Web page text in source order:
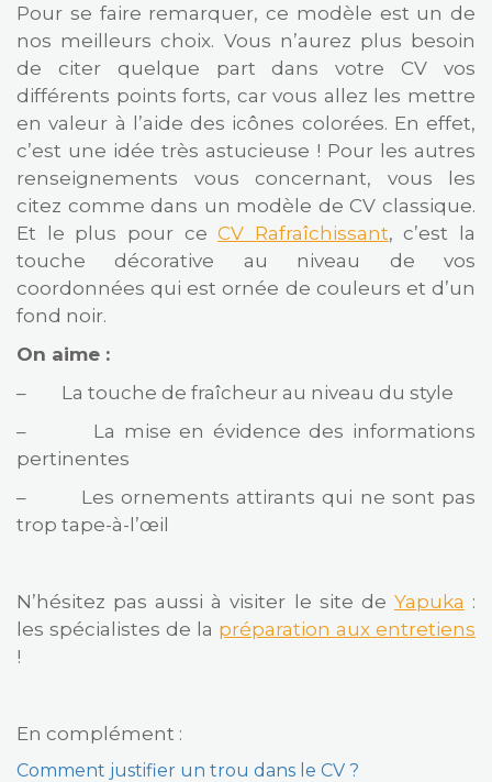
Pour se faire remarquer, ce modèle est un de
nos meilleurs choix. Vous n’aurez plus besoin
de citer quelque part dans votre CV vos
différents points forts, car vous allez les mettre
en valeur à l’aide des icônes colorées. En effet,
c’est une idée très astucieuse ! Pour les autres
renseignements vous concernant, vous les
citez comme dans un modèle de CV classique.
Et le plus pour ceCV Rafraîchissant, c’est la
touche décorative au niveau de vos
coordonnées qui est ornée de couleurs et d’un
fond noir.
On aime :
– La touche de fraîcheur au niveau du style
– La mise en évidence des informations
pertinentes
– Les ornements attirants qui ne sont pas
trop tape-à-l’œil
N’hésitez pas aussi à visiter le site de Yapuka :
les spécialistes de la préparation aux entretiens
!
En complément :
Comment justifier un trou dans le CV ?